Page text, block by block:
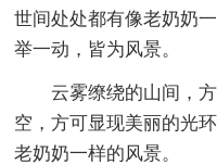
世间处处都有像老奶奶
举一动，皆为风景。
云雾缭绕的山间，
空，方可显现美丽的光
老奶奶一样的风景。